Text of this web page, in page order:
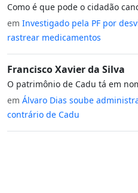
Como é que pode o cidadão
em Investigado pela PF por
rastrear medicamentos
Francisco Xavier da Silva
O patrimônio de Cadu tá em
em Álvaro Dias soube
contrário de Cadu